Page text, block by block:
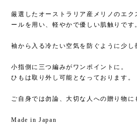
厳選したオーストラリア産メリノのエク
ールを用い、軽やかで優しい肌触りです
袖から入る冷たい空気を防ぐように少し
小指側に三つ編みがワンポイントに。
ひもは取り外し可能となっております。
ご自身では勿論、大切な人への贈り物に
Made in Japan